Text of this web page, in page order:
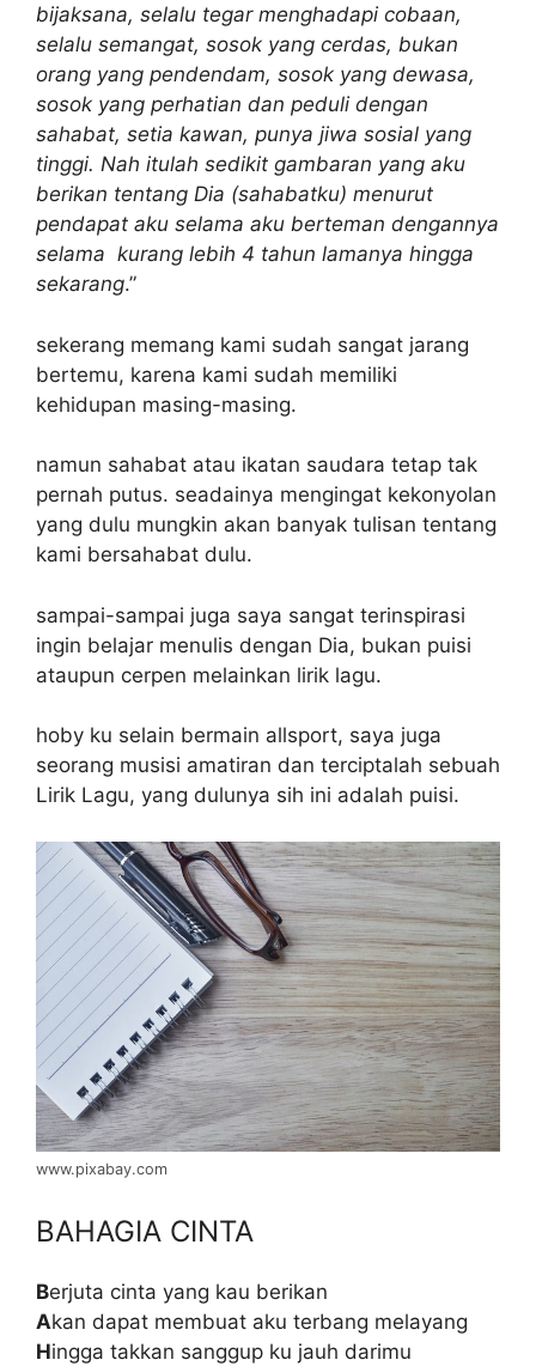
bijaksana, selalu tegar menghadapi cobaan,
selalu semangat, sosok yang cerdas, bukan
orang yang pendendam, sosok yang dewasa,
sosok yang perhatian dan peduli dengan
sahabat, setia kawan, punya jiwa sosial yang
tinggi. Nah itulah sedikit gambaran yang aku
berikan tentang Dia (sahabatku) menurut
pendapat aku selama aku berteman dengannya
selama kurang lebih 4 tahun lamanya hingga
sekarang.”
sekerang memang kami sudah sangat jarang
bertemu, karena kami sudah memiliki
kehidupan masing-masing.
namun sahabat atau ikatan saudara tetap tak
pernah putus. seadainya mengingat kekonyolan
yang dulu mungkin akan banyak tulisan tentang
kami bersahabat dulu.
sampai-sampai juga saya sangat terinspirasi
ingin belajar menulis dengan Dia, bukan puisi
ataupun cerpen melainkan lirik lagu.
hoby ku selain bermain allsport, saya juga
seorang musisi amatiran dan terciptalah sebuah
Lirik Lagu, yang dulunya sih ini adalah puisi.
www.pixabay.com
BAHAGIA CINTA
Berjuta cinta yang kau berikan
Akan dapat membuat aku terbang melayang
Hingga takkan sanggup ku jauh darimu